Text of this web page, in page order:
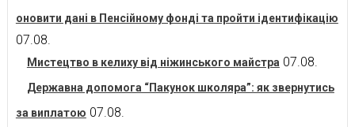
оновити дані в Пенсійному фонді та пройти ідентифікацію
07.08.
Мистецтво в келиху від ніжинського майстра 07.08.
Державна допомога “Пакунок школяра”: як звернутись
за виплатою 07.08.